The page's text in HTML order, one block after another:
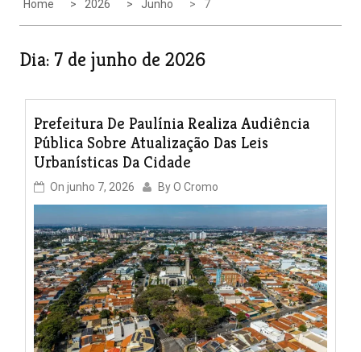
Home 2026 Junho 7
Dia: 7 de junho de 2026
Prefeitura De Paulínia Realiza Audiência
Pública Sobre Atualização Das Leis
Urbanísticas Da Cidade
On junho 7, 2026 ByO Cromo